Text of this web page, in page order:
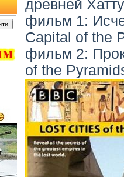
древней
фильм 1:
Capital of the
фильм 2:
of the